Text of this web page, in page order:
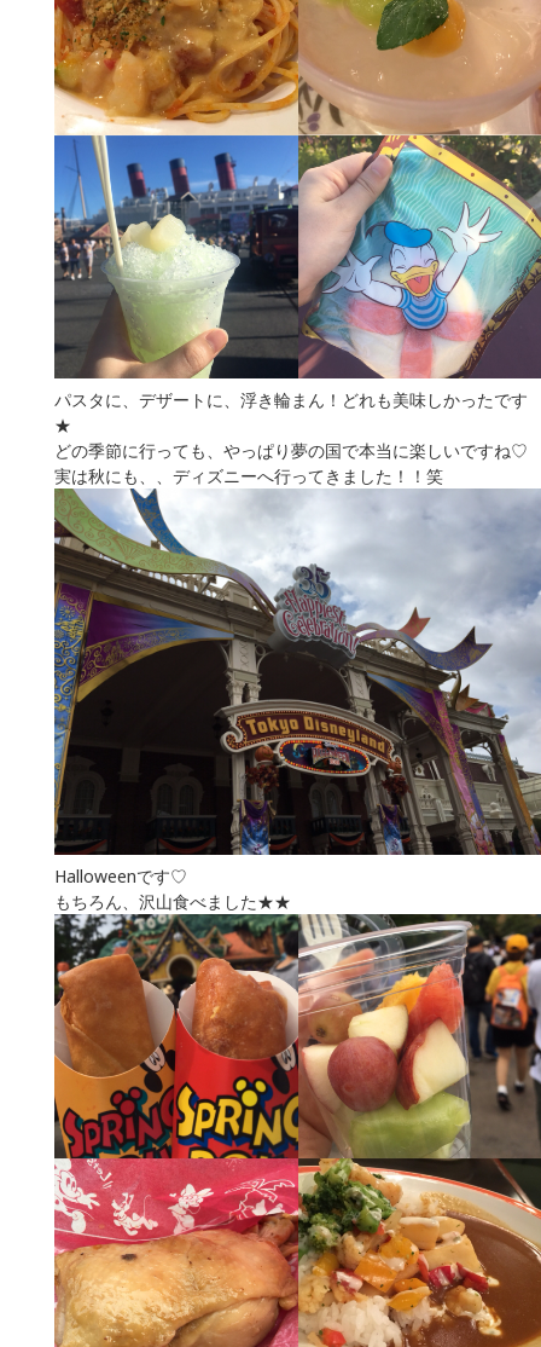
パスタに、デザートに、浮き輪まん！どれも美味しかったです
★
どの季節に行っても、やっぱり夢の国で本当に楽しいですね♡
実は秋にも、、ディズニーへ行ってきました！！笑
Halloweenです♡
もちろん、沢山食べました★★